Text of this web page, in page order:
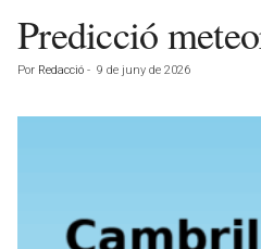
Predicció
Por Redacció - 9 de juny de 2026